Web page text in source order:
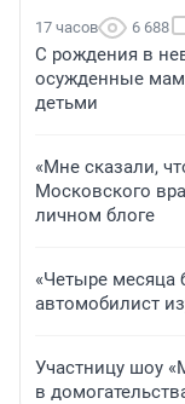
17 часов 6 688
С рождения в
осужденные
детьми
«Мне сказали,
Московского
личном блоге
«Четыре месяца
автомобилист
Участницу шоу
в